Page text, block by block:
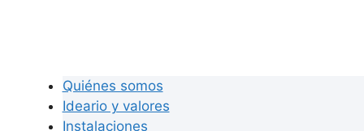
Quiénes somos
Ideario y valores
Instalaciones